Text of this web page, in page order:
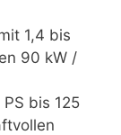
1,4 bis
90 kW /
bis 125